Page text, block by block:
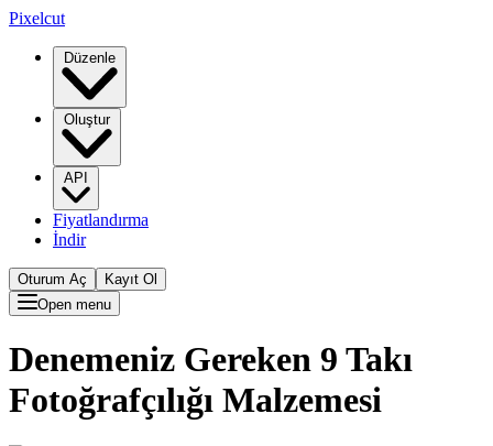
Pixelcut
Düzenle
Oluştur
API
Fiyatlandırma
İndir
Oturum Aç
Kayıt Ol
Open menu
Denemeniz Gereken 9 Takı
Fotoğrafçılığı Malzemesi